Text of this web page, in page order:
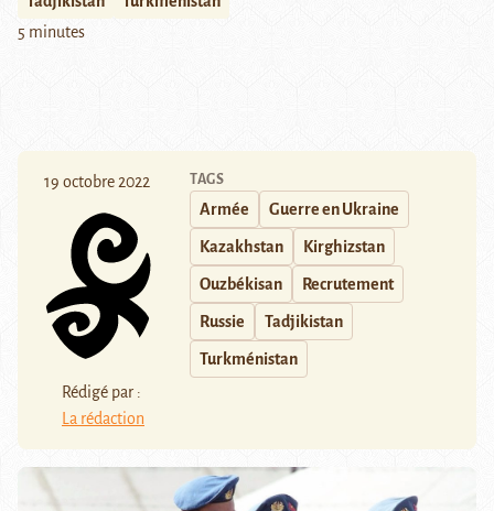
5 minutes
19 octobre 2022
Rédigé par :
La rédaction
TAGS
Armée Guerre en Ukraine
Kazakhstan Kirghizstan
Ouzbékisan Recrutement
Russie Tadjikistan
Turkménistan